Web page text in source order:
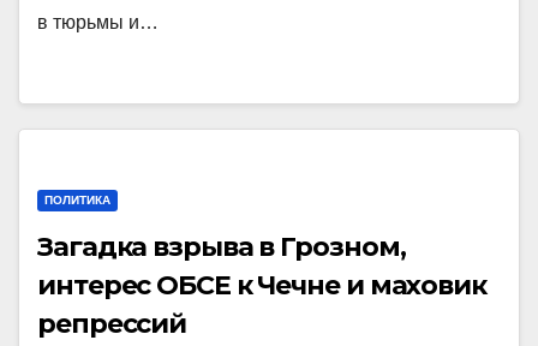
в тюрьмы и…
ПОЛИТИКА
Загадка взрыва в Грозном,
интерес ОБСЕ к Чечне и маховик
репрессий